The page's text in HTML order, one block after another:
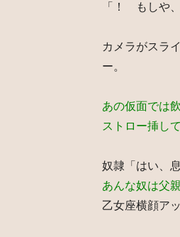
「！ もしや
カメラがスラ
ー。
あの仮面では
ストロー挿し
奴隷「はい、
あんな奴は父
乙女座横顔ア